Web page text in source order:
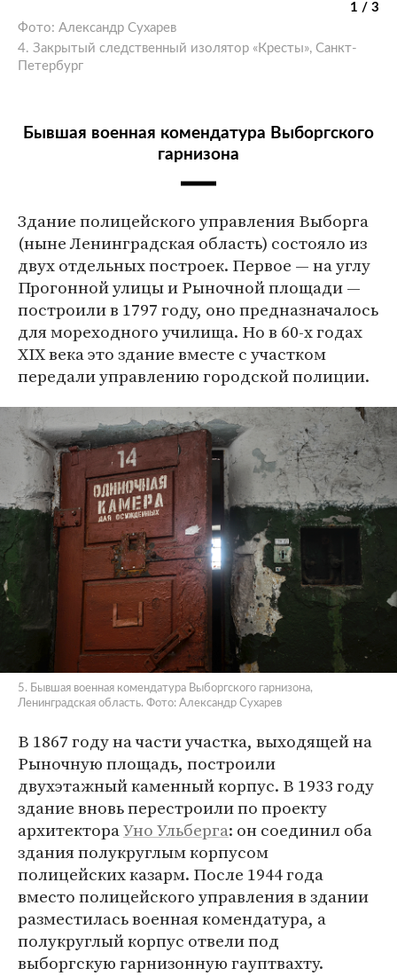
1 / 3
Фото: Александр Сухарев
4. Закрытый следственный изолятор «Кресты», Санкт-
Петербург
Бывшая военная комендатура Выборгского
гарнизона
Здание полицейского управления Выборга
(ныне Ленинградская область) состояло из
двух отдельных построек. Первое — на углу
Прогонной улицы и Рыночной площади —
построили в 1797 году, оно предназначалось
для мореходного училища. Но в 60-х годах
XIX века это здание вместе с участком
передали управлению городской полиции.
5. Бывшая военная комендатура Выборгского гарнизона,
Ленинградская область. Фото: Александр Сухарев
В 1867 году на части участка, выходящей на
Рыночную площадь, построили
двухэтажный каменный корпус. В 1933 году
здание вновь перестроили по проекту
архитектораУно Ульберга: он соединил оба
здания полукруглым корпусом
полицейских казарм. После 1944 года
вместо полицейского управления в здании
разместилась военная комендатура, а
полукруглый корпус отвели под
выборгскую гарнизонную гауптвахту.